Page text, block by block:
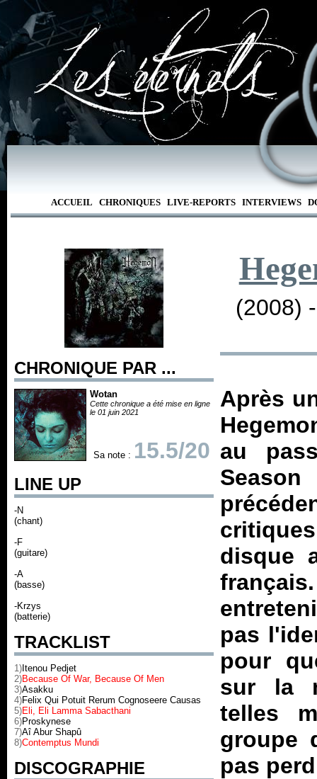
ACCUEIL CHRONIQUES LIVE-REPORTS INTERVIEWS
CHRONIQUE PAR ...
Wotan
Cette chronique a été mise en ligne
le 01 juin 2021
Sa note : 15.5/20
LINE UP
-N
(chant)
-F
(guitare)
-A
(basse)
-Krzys
(batterie)
TRACKLIST
1) Itenou Pedjet
2)Because Of War, Because Of Men
3)Asakku
4)Felix Qui Potuit Rerum Cognoseere Causas
5)Eli, Eli Lamma Sabacthani
6)Proskynese
7)Aî Abur Shapû
8)Contemptus Mundi
DISCOGRAPHIE
(2008)
Après
au
disque
pas
pour
sur la
telles
groupe
pas